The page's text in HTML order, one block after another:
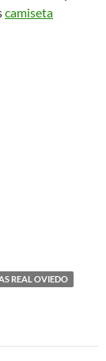
camiseta
REAL OVIEDO